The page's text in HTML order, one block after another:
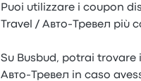
Puoi utilizzare i coupon
Travel / Авто-Тревел più
Su Busbud, potrai
Авто-Тревел in caso